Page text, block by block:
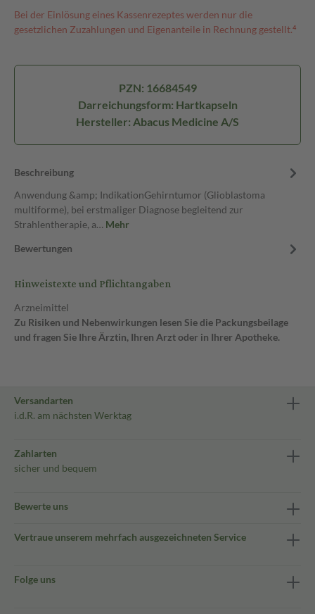
Bei der Einlösung eines Kassenrezeptes werden nur die
gesetzlichen Zuzahlungen und Eigenanteile in Rechnung gestellt.⁴
PZN: 16684549
Darreichungsform: Hartkapseln
Hersteller: Abacus Medicine A/S
Beschreibung
Anwendung &amp; IndikationGehirntumor (Glioblastoma
multiforme), bei erstmaliger Diagnose begleitend zur
Strahlentherapie, a… Mehr
Bewertungen
Hinweistexte und Pflichtangaben
Arzneimittel
Zu Risiken und Nebenwirkungen lesen Sie die Packungsbeilage
und fragen Sie Ihre Ärztin, Ihren Arzt oder in Ihrer Apotheke.
Versandarten
i.d.R. am nächsten Werktag
Zahlarten
sicher und bequem
Bewerte uns
Vertraue unserem mehrfach ausgezeichneten Service
Folge uns